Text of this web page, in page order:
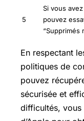
5
Si vous
pouvez
“Supprimés
En respectant
politiques de
pouvez
sécurisée et
difficultés,